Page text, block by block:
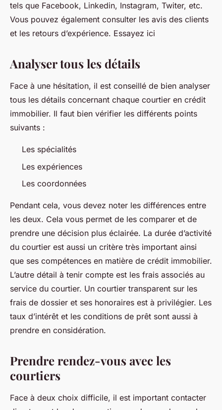
tels que Facebook, Linkedin, Instagram, Twiter, etc.
Vous pouvez également consulter les avis des clients
et les retours d’expérience. Essayez ici
Analyser tous les détails
Face à une hésitation, il est conseillé de bien analyser
tous les détails concernant chaque courtier en crédit
immobilier. Il faut bien vérifier les différents points
suivants :
Les spécialités
Les expériences
Les coordonnées
Pendant cela, vous devez noter les différences entre
les deux. Cela vous permet de les comparer et de
prendre une décision plus éclairée. La durée d’activité
du courtier est aussi un critère très important ainsi
que ses compétences en matière de crédit immobilier.
L’autre détail à tenir compte est les frais associés au
service du courtier. Un courtier transparent sur les
frais de dossier et ses honoraires est à privilégier. Les
taux d’intérêt et les conditions de prêt sont aussi à
prendre en considération.
Prendre rendez-vous avec les
courtiers
Face à deux choix difficile, il est important contacter